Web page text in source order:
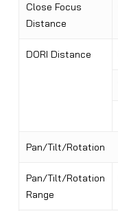
Close Focus
Distance
DORI Distance
Pan/Tilt/Rotation
Pan/Tilt/Rotation
Range